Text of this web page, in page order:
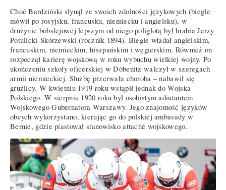
Choć Bardziński słynął ze swoich zdolności językowych (biegle
mówił po rosyjsku, francusku, niemiecku i angielsku), w
drużynie bobslejowej lepszym od niego poliglotą był hrabia Jerzy
Potulicki-Skórzewski (rocznik 1894). Biegle władał angielskim,
francuskim, niemieckim, hiszpańskim i węgierskim. Również on
rozpoczął karierę wojskową w roku wybuchu wielkiej wojny. Po
ukończeniu szkoły oficerskiej w Döbenitz walczył w szeregach
armii niemieckiej. Służbę przerwała choroba – nabawił się
gruźlicy. W kwietniu 1919 roku wstąpił jednak do Wojska
Polskiego. W sierpniu 1920 roku był osobistym adiutantem
Wojskowego Gubernatora Warszawy. Jego znajomość języków
obcych wykorzystano, kierując go do polskiej ambasady w
Bernie, gdzie piastował stanowisko attaché wojskowego.